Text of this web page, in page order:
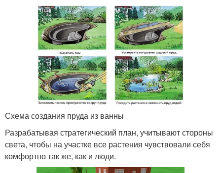
Схема создания пруда из ванны
Разрабатывая стратегический план, учитывают стороны
света, чтобы на участке все растения чувствовали себя
комфортно так же, как и люди.